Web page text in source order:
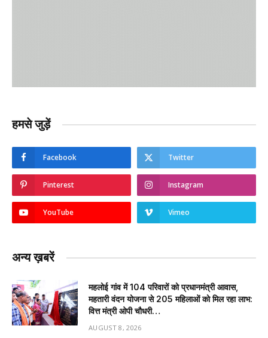
हमसे जुड़ें
Facebook Twitter
Pinterest Instagram
YouTube Vimeo
अन्य ख़बरें
महलोई गांव में 104 परिवारों को प्रधानमंत्री आवास,
महतारी वंदन योजना से 205 महिलाओं को मिल रहा लाभ:
वित्त मंत्री ओपी चौधरी…
AUGUST 8, 2026